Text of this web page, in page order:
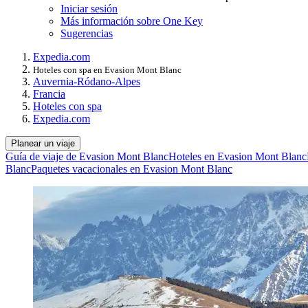
Iniciar sesión
Más información sobre One Key
Sugerencias
Expedia.com
Hoteles con spa en Evasion Mont Blanc
Auvernia-Ródano-Alpes
Francia
Hoteles con spa
Expedia.com
Planear un viaje
Guía de viaje de Evasion Mont BlancHoteles en Evasion Mont Blanc
BlancPaquetes vacacionales en Evasion Mont Blanc